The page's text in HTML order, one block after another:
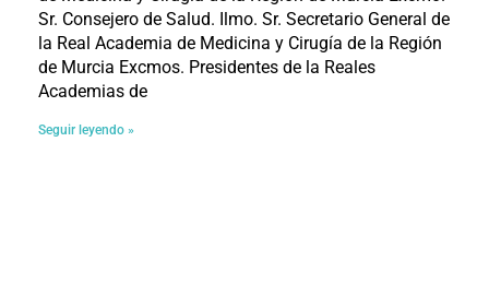
Sr. Consejero de Salud. Ilmo. Sr. Secretario General de
la Real Academia de Medicina y Cirugía de la Región
de Murcia Excmos. Presidentes de la Reales
Academias de
Seguir leyendo »